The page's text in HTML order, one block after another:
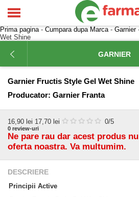
Prima pagina- Cumpara dupa Marca- Garnier
Wet Shine
GARNIER
Garnier Fructis Style Gel Wet Shine
Producator: Garnier Franta
16,90 lei 17,70 lei 0/5
0 review-uri
Ne pare rau dar acest produs
oferta noastra. Va multumim.
DESCRIERE
Principii Active